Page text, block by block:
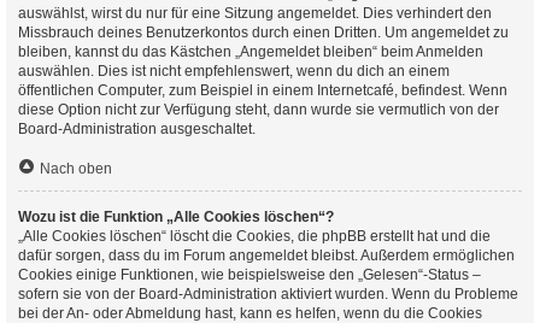
auswählst, wirst du nur für eine Sitzung angemeldet. Dies verhindert den
Missbrauch deines Benutzerkontos durch einen Dritten. Um angemeldet zu
bleiben, kannst du das Kästchen „Angemeldet bleiben“ beim Anmelden
auswählen. Dies ist nicht empfehlenswert, wenn du dich an einem
öffentlichen Computer, zum Beispiel in einem Internetcafé, befindest. Wenn
diese Option nicht zur Verfügung steht, dann wurde sie vermutlich von der
Board-Administration ausgeschaltet.
Nach oben
Wozu ist die Funktion „Alle Cookies löschen“?
„Alle Cookies löschen“ löscht die Cookies, die phpBB erstellt hat und die
dafür sorgen, dass du im Forum angemeldet bleibst. Außerdem ermöglichen
Cookies einige Funktionen, wie beispielsweise den „Gelesen“-Status –
sofern sie von der Board-Administration aktiviert wurden. Wenn du Probleme
bei der An- oder Abmeldung hast, kann es helfen, wenn du die Cookies